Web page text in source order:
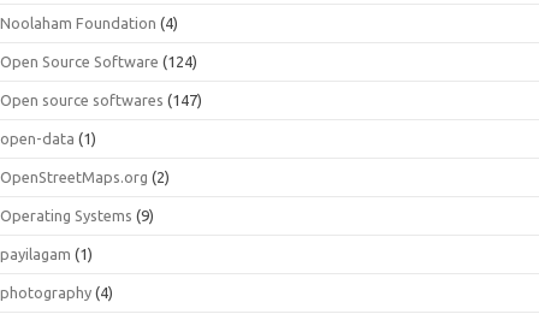
Noolaham Foundation (4)
Open Source Software (124)
Open source softwares (147)
open-data (1)
OpenStreetMaps.org (2)
Operating Systems (9)
payilagam (1)
photography (4)